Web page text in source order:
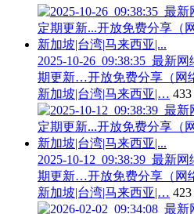
2025-10-26_09:38:35_最新
期更新…开放免费分享（网
新加坡|台湾|马来西亚|… 433
2025-10-12_09:38:39_最新
期更新…开放免费分享（网
新加坡|台湾|马来西亚|… 423